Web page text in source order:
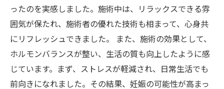
ったのを実感しました。施術中は、リラックスできる雰
囲気が保たれ、施術者の優れた技術も相まって、心身共
にリフレッシュできました。 また、施術の効果として、
ホルモンバランスが整い、生活の質も向上したように感
じています。まず、ストレスが軽減され、日常生活でも
前向きになれました。その結果、妊娠の可能性が高まっ